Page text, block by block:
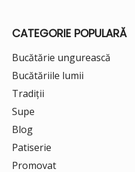
CATEGORIE POPULARĂ
Bucătărie ungurească
Bucătăriile lumii
Tradiții
Supe
Blog
Patiserie
Promovat